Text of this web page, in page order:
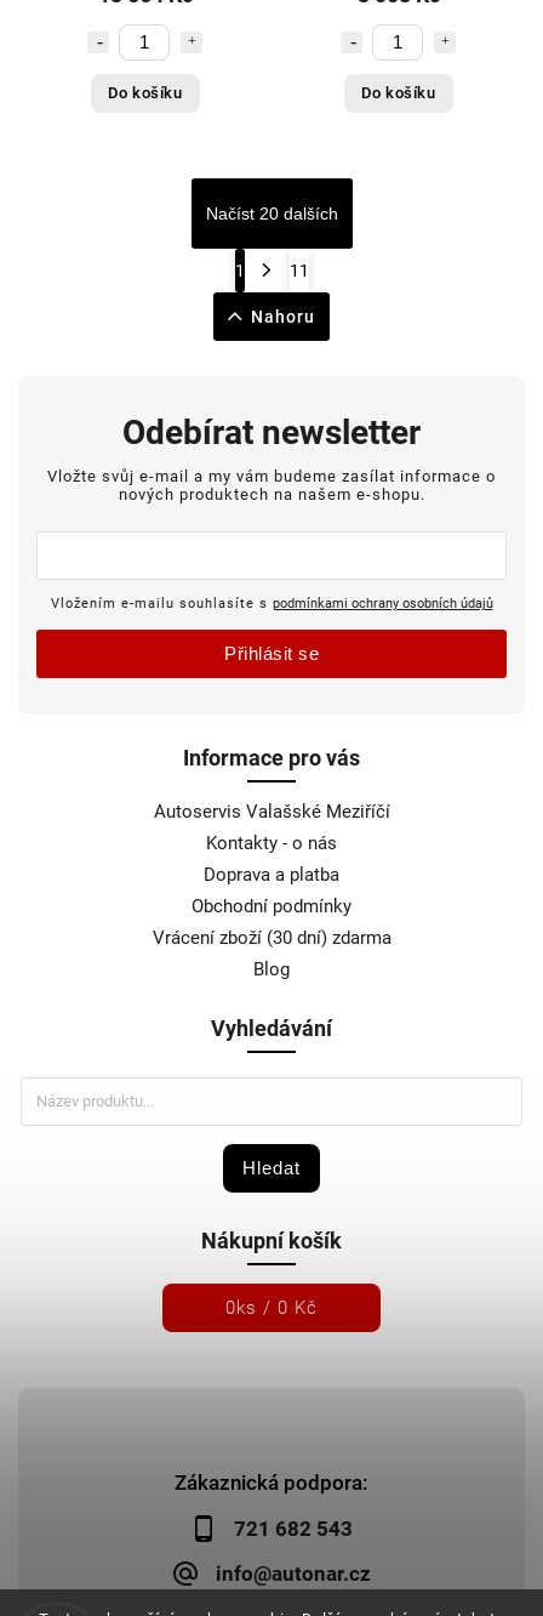
Do košíku Do košíku
Načíst 20 dalších
1 11
Nahoru
Zákaznická podpora:
721 682 543
info@autonar.cz
Informace pro vás
Autoservis Valašské Meziříčí
Kontakty - o nás
Doprava a platba
Obchodní podmínky
Vrácení zboží (30 dní) zdarma
Blog
Vyhledávání
Hledat
Nákupní košík
0ks / 0 Kč
Odebírat newsletter
Vložte svůj e-mail a my vám budeme zasílat informace o
nových produktech na našem e-shopu.
Vložením e-mailu souhlasíte s podmínkami ochrany osobních údajů
Přihlásit se